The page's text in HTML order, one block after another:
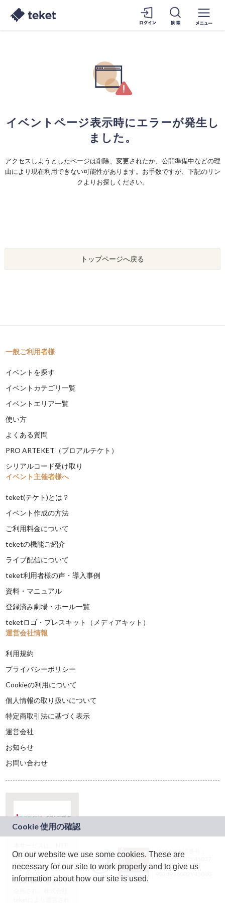
イベントページ表示時にエラーが発生し
ました。
アクセスしようとしたページは削除、変更されたか、公開準備中などの理
由により現在利用できない可能性があります。お手数ですが、下記のリン
クよりお探しください。
トップページへ戻る
一般ご利用者様
イベントを探す
イベントカテゴリ一覧
イベントエリア一覧
使い方
よくある質問
PRO ARTEKET（プロアルテケト）
シリアルコード受け取り
イベント主催者様へ
teket(テケト)とは？
イベント作成の方法
ご利用料金について
teketの機能ご紹介
ライブ配信について
teket利用者様の声・導入事例
資料・マニュアル
登録済み劇場・ホール一覧
teketロゴ・プレスキット（メディアキット）
運営会社情報
利用規約
プライバシーポリシー
Cookieの利用について
個人情報の取り扱いについて
特定商取引法に基づく表示
運営会社
お知らせ
お問い合わせ
ドコモグループの新
規事業創出プログラ
ム「docomo
STARTUP」を通じて
JASRAC許諾番号：
9024936001Y45037
JASRAC許諾番号：
On our website we use some cookies. These are
necessary for our site to work properly and to give us
information about how our site is used.